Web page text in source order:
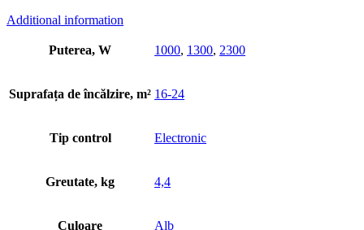
Additional information
Puterea, W 1000, 1300, 2300
Suprafața de încălzire, m² 16-24
Tip control Electronic
Greutate, kg 4,4
Culoare Alb